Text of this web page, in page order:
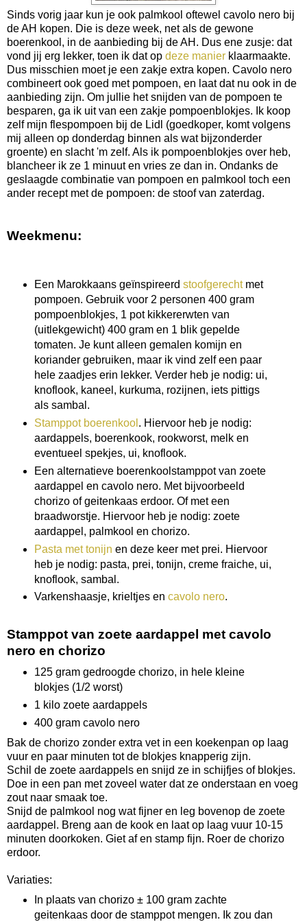
Sinds vorig jaar kun je ook palmkool oftewel cavolo nero bij
de AH kopen. Die is deze week, net als de gewone
boerenkool, in de aanbieding bij de AH. Dus ene zusje: dat
vond jij erg lekker, toen ik dat op deze manier klaarmaakte.
Dus misschien moet je een zakje extra kopen. Cavolo nero
combineert ook goed met pompoen, en laat dat nu ook in de
aanbieding zijn. Om jullie het snijden van de pompoen te
besparen, ga ik uit van een zakje pompoenblokjes. Ik koop
zelf mijn flespompoen bij de Lidl (goedkoper, komt volgens
mij alleen op donderdag binnen als wat bijzonderder
groente) en slacht 'm zelf. Als ik pompoenblokjes over heb,
blancheer ik ze 1 minuut en vries ze dan in. Ondanks de
geslaagde combinatie van pompoen en palmkool toch een
ander recept met de pompoen: de stoof van zaterdag.
Weekmenu:
Een Marokkaans geïnspireerd stoofgerechtmet
pompoen. Gebruik voor 2 personen 400 gram
pompoenblokjes, 1 pot kikkererwten van
(uitlekgewicht) 400 gram en 1 blik gepelde
tomaten. Je kunt alleen gemalen komijn en
koriander gebruiken, maar ik vind zelf een paar
hele zaadjes erin lekker. Verder heb je nodig: ui,
knoflook, kaneel, kurkuma, rozijnen, iets pittigs
als sambal.
Stamppot boerenkool . Hiervoor heb je nodig:
aardappels, boerenkook, rookworst, melk en
eventueel spekjes, ui, knoflook.
Een alternatieve boerenkoolstamppot van zoete
aardappel en cavolo nero. Met bijvoorbeeld
chorizo of geitenkaas erdoor. Of met een
braadworstje. Hiervoor heb je nodig: zoete
aardappel, palmkool en chorizo.
Pasta met tonijn en deze keer met prei. Hiervoor
heb je nodig: pasta, prei, tonijn, creme fraiche, ui,
knoflook, sambal.
Varkenshaasje, krieltjes en cavolo nero.
Stamppot van zoete aardappel met cavolo
nero en chorizo
125 gram gedroogde chorizo, in hele kleine
blokjes (1/2 worst)
1 kilo zoete aardappels
400 gram cavolo nero
Bak de chorizo zonder extra vet in een koekenpan op laag
vuur en paar minuten tot de blokjes knapperig zijn.
Schil de zoete aardappels en snijd ze in schijfjes of blokjes.
Doe in een pan met zoveel water dat ze onderstaan en voeg
zout naar smaak toe.
Snijd de palmkool nog wat fijner en leg bovenop de zoete
aardappel. Breng aan de kook en laat op laag vuur 10-15
minuten doorkoken. Giet af en stamp fijn. Roer de chorizo
erdoor.
Variaties:
In plaats van chorizo ± 100 gram zachte
geitenkaas door de stamppot mengen. Ik zou dan